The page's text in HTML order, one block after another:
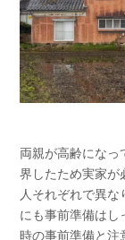
両親が高齢になっ
界したため実家
人それぞれで異
にも事前準備はし
時の事前準備と注